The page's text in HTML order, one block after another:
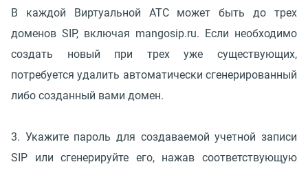
В каждой Виртуальной АТС может быть до трех
доменов SIP, включая mangosip.ru. Если необходимо
создать новый при трех уже существующих,
потребуется удалить автоматически сгенерированный
либо созданный вами домен.
3. Укажите пароль для создаваемой учетной записи
SIP или сгенерируйте его, нажав соответствующую